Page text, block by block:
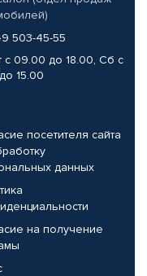
503-45-55
с 09.00 до 18.00, Сб с
15.00
посетителя сайта
данных
на получение